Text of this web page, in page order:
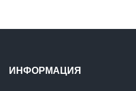
ИНФОРМАЦИЯ